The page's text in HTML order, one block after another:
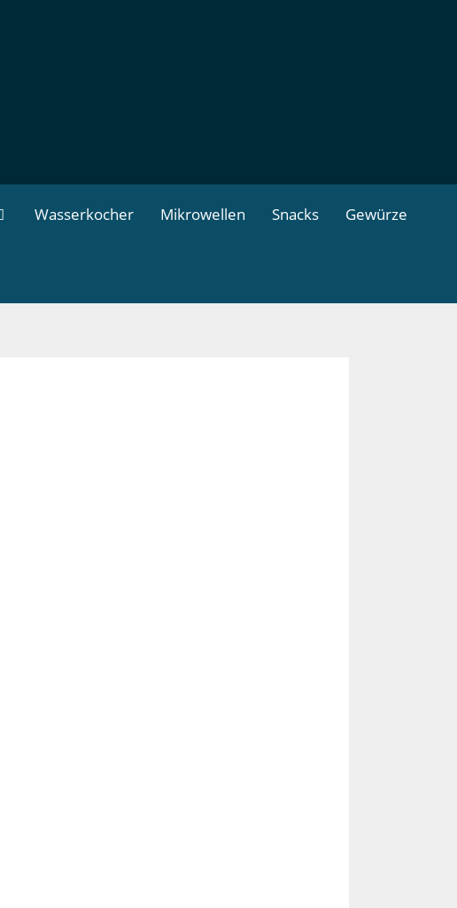
Wasserkocher Mikrowellen Snacks Gewürze